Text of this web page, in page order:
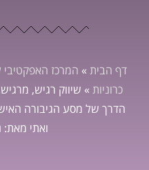
דף הבית » המרכז האפקטיבי
כרוניות » שיווק רגיש,
הדרך של מסע הגיבורה
ואתי מאת: